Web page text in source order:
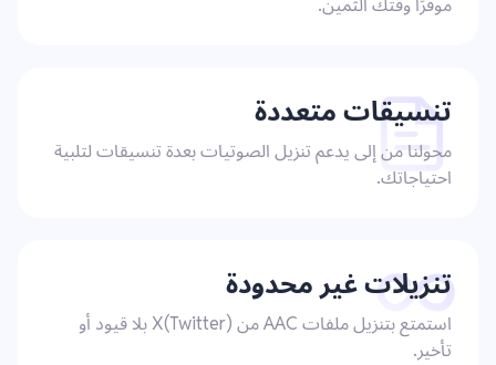
موفّرًا وقتك الثمين.
تنسيقات متعددة
محولنا من إلى يدعم تنزيل الصوتيات بعدة تنسيقات لتلبية
احتياجاتك.
تنزيلات غير محدودة
استمتع بتنزيل ملفات AAC من X(Twitter) بلا قيود أو
تأخير.